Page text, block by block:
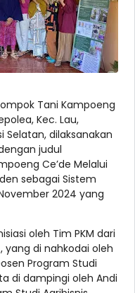
Tani Kampoeng
Kec. Lau,
Selatan, dilaksanakan
judul
Ce’de Melalui
sebagai Sistem
2024 yang
oleh Tim PKM dari
yang di nahkodai oleh
Program Studi
di dampingi oleh Andi